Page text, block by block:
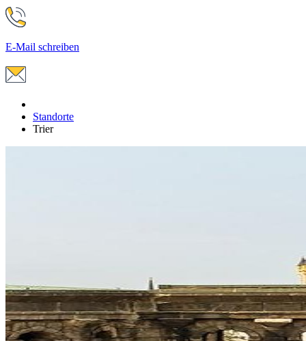
E-Mail schreiben
Standorte
Trier